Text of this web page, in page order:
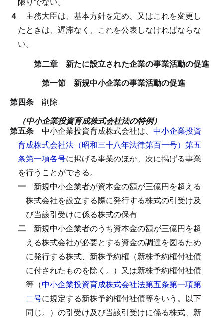
４ 主務大臣は、基本方針を定め、又はこれを変更し
たときは、遅滞なく、これを公表しなければならな
い。
第二章 新たに設立された企業の事業活動の促進
第一節 新規中小企業の事業活動の促進
第四条 削除
（中小企業投資育成株式会社法の特例）
第五条 中小企業投資育成株式会社は、 中小企業投資
育成株式会社法（昭和三十八年法律第百一号）第五
条第一項各号に掲げる事業のほか、次に掲げる事業
を行うことができる。
一 新規中小企業者が資本金の額が三億円を超える
株式会社を設立する際に発行する株式の引受け及
び当該引受けに係る株式の保有
二 新規中小企業者のうち資本金の額が三億円を超
える株式会社が必要とする資金の調達を図るため
に発行する株式、新株予約権（新株予約権付社債
に付されたものを除く。）又は新株予約権付社債
等（中小企業投資育成株式会社法第五条第一項第
二号に規定する新株予約権付社債等をいう。以下
同じ。）の引受け及び当該引受けに係る株式、新